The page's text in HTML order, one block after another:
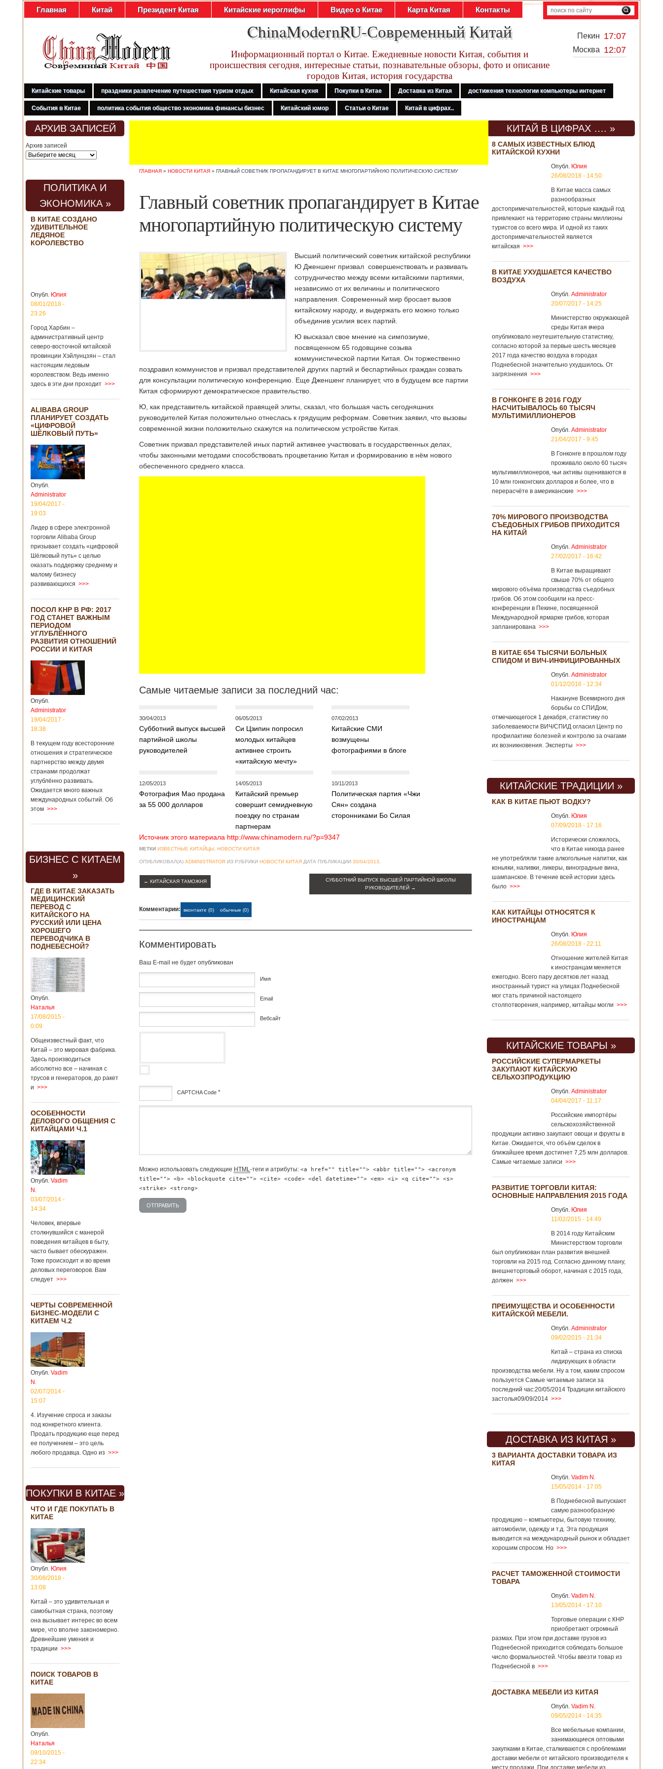
Главная Китай Президент Китая Китайские иероглифы Видео о Китае Карта Китая Контакты
ChinaModernRU-Современный Китай
Информационный портал о Китае. Ежедневные новости Китая, события и
происшествия сегодня, интересные статьи, познавательные обзоры, фото и описание
городов Китая, история государства
Пекин 17:07
Москва 12:07
Китайские товары праздники развлечение путешествия туризм отдых Китайская кухня Покупки в Китае Доставка из Китая достижения технологии компьютеры интернет
События в Китае политика события общество экономика финансы бизнес Китайский юмор Статьи о Китае Китай в цифрах..
АРХИВ ЗАПИСЕЙ
Архив записей
ПОЛИТИКА И
ЭКОНОМИКА »
В КИТАЕ СОЗДАНО
УДИВИТЕЛЬНОЕ
ЛЕДЯНОЕ
КОРОЛЕВСТВО
Опубл. Юлия
08/01/2018 -
23:26
Город Харбин –
административный центр
северо-восточной китайской
провинции Хэйлунцзян – стал
настоящим ледовым
королевством. Ведь именно
здесь в эти дни проходит >>>
ALIBABA GROUP
ПЛАНИРУЕТ СОЗДАТЬ
«ЦИФРОВОЙ
ШЁЛКОВЫЙ ПУТЬ»
Опубл.
Administrator
19/04/2017 -
19:03
Лидер в сфере электронной
торговли Alibaba Group
призывает создать «цифровой
Шёлковый путь» с целью
оказать поддержку среднему и
малому бизнесу
развивающихся >>>
ПОСОЛ КНР В РФ: 2017
ГОД СТАНЕТ ВАЖНЫМ
ПЕРИОДОМ
УГЛУБЛЁННОГО
РАЗВИТИЯ ОТНОШЕНИЙ
РОССИИ И КИТАЯ
Опубл.
Administrator
19/04/2017 -
18:38
В текущем году всесторонние
отношения и стратегическое
партнерство между двумя
странами продолжат
углублённо развивать.
Ожидается много важных
международных событий. Об
этом >>>
БИЗНЕС С КИТАЕМ
»
ГДЕ В КИТАЕ ЗАКАЗАТЬ
МЕДИЦИНСКИЙ
ПЕРЕВОД С
КИТАЙСКОГО НА
РУССКИЙ ИЛИ ЦЕНА
ХОРОШЕГО
ПЕРЕВОДЧИКА В
ПОДНЕБЕСНОЙ?
Опубл.
Наталья
17/08/2015 -
0:09
Общеизвестный факт, что
Китай – это мировая фабрика.
Здесь производиться
абсолютно все – начиная с
трусов и генераторов, до ракет
и >>>
ОСОБЕННОСТИ
ДЕЛОВОГО ОБЩЕНИЯ С
КИТАЙЦАМИ Ч.1
Опубл. Vadim
N.
03/07/2014 -
14:34
Человек, впервые
столкнувшийся с манерой
поведения китайцев в быту,
часто бывает обескуражен.
Тоже происходит и во время
деловых переговоров. Вам
следует >>>
ЧЕРТЫ СОВРЕМЕННОЙ
БИЗНЕС-МОДЕЛИ С
КИТАЕМ Ч.2
Опубл. Vadim
N.
02/07/2014 -
15:07
4. Изучение спроса и заказы
под конкретного клиента.
Продать продукцию еще перед
ее получением – это цель
любого продавца. Одно из >>>
ПОКУПКИ В КИТАЕ »
ЧТО И ГДЕ ПОКУПАТЬ В
КИТАЕ
Опубл. Юлия
30/08/2018 -
13:08
Китай – это удивительная и
самобытная страна, поэтому
она вызывает интерес во всем
мире, что вполне закономерно.
Древнейшие умения и
традиции >>>
ПОИСК ТОВАРОВ В
КИТАЕ
Опубл.
Наталья
09/10/2015 -
22:34
ГЛАВНАЯ » НОВОСТИ КИТАЯ » ГЛАВНЫЙ СОВЕТНИК ПРОПАГАНДИРУЕТ В КИТАЕ МНОГОПАРТИЙНУЮ ПОЛИТИЧЕСКУЮ СИСТЕМУ
Главный советник пропагандирует в Китае
многопартийную политическую систему
Высший политический советник китайской республики
Ю Дженшенг призвал совершенствовать и развивать
сотрудничество между всеми китайскими партиями,
независимо от их величины и политического
направления. Современный мир бросает вызов
китайскому народу, и выдержать его можно только
объединив усилия всех партий.
Ю высказал свое мнение на симпозиуме,
посвященном 65 годовщине созыва
коммунистической партии Китая. Он торжественно
поздравил коммунистов и призвал представителей других партий и беспартийных граждан созвать
для консультации политическую конференцию. Еще Дженшенг планирует, что в будущем все партии
Китая сформируют демократическое правительство.
Ю, как представитель китайской правящей элиты, сказал, что большая часть сегодняшних
руководителей Китая положительно отнеслась к грядущим реформам. Советник заявил, что вызовы
современной жизни положительно скажутся на политическом устройстве Китая.
Советник призвал представителей иных партий активнее участвовать в государственных делах,
чтобы законными методами способствовать процветанию Китая и формированию в нём нового
обеспеченного среднего класса.
Самые читаемые записи за последний час:
30/04/2013
Субботний выпуск высшей
партийной школы
руководителей
06/05/2013
Си Цзипин попросил
молодых китайцев
активнее строить
«китайскую мечту»
07/02/2013
Китайские СМИ
возмущены
фотографиями в блоге
12/05/2013
Фотография Мао продана
за 55 000 долларов
14/05/2013
Китайский премьер
совершит семидневную
поездку по странам
партнерам
10/11/2013
Политическая партия «Чжи
Сян» создана
сторонниками Бо Силая
Источник этого материала http://www.chinamodern.ru/?p=9347
МЕТКИ ИЗВЕСТНЫЕ КИТАЙЦЫ НОВОСТИ КИТАЯ
ОПУБЛИКОВАЛ(А) ADMINISTRATOR ИЗ РУБРИКИ НОВОСТИ КИТАЯ ДАТА ПУБЛИКАЦИИ 30/04/2013
← КИТАЙСКАЯ ТАМОЖНЯ
СУББОТНИЙ ВЫПУСК ВЫСШЕЙ ПАРТИЙНОЙ ШКОЛЫ
РУКОВОДИТЕЛЕЙ →
Комментарии: вконтакте (0) обычные (0)
Комментировать
Baш E-mail не будет опубликован
Имя
Email
Вебсайт
CAPTCHA Code *
Можно использовать следующие HTML-теги и атрибуты: <a href="" title=""> <abbr title=""> <acronym
title=""> <b> <blockquote cite=""> <cite> <code> <del datetime=""> <em> <i> <q cite=""> <s>
<strike> <strong>
КИТАЙ В ЦИФРАХ …. »
8 САМЫХ ИЗВЕСТНЫХ БЛЮД
КИТАЙСКОЙ КУХНИ
Опубл. Юлия
26/08/2018 - 14:50
В Китае масса самых
разнообразных
достопримечательностей, которые каждый год
привлекают на территорию страны миллионы
туристов со всего мира. И одной из таких
достопримечательностей является
китайская >>>
В КИТАЕ УХУДШАЕТСЯ КАЧЕСТВО
ВОЗДУХА
Опубл. Administrator
20/07/2017 - 14:25
Министерство окружающей
среды Китая вчера
опубликовало неутешительную статистику,
согласно которой за первые шесть месяцев
2017 года качество воздуха в городах
Поднебесной значительно ухудшилось. От
загрязнения >>>
В ГОНКОНГЕ В 2016 ГОДУ
НАСЧИТЫВАЛОСЬ 60 ТЫСЯЧ
МУЛЬТИМИЛЛИОНЕРОВ
Опубл. Administrator
21/04/2017 - 9:45
В Гонконге в прошлом году
проживало около 60 тысяч
мультимиллионеров, чьи активы оцениваются в
10 млн гонконгских долларов и более, что в
перерасчёте в американские >>>
70% МИРОВОГО ПРОИЗВОДСТВА
СЪЕДОБНЫХ ГРИБОВ ПРИХОДИТСЯ
НА КИТАЙ
Опубл. Administrator
27/02/2017 - 16:42
В Китае выращивают
свыше 70% от общего
мирового объёма производства съедобных
грибов. Об этом сообщили на пресс-
конференции в Пекине, посвященной
Международной ярмарке грибов, которая
запланирована >>>
В КИТАЕ 654 ТЫСЯЧИ БОЛЬНЫХ
СПИДОМ И ВИЧ-ИНФИЦИРОВАННЫХ
Опубл. Administrator
01/12/2016 - 12:34
Накануне Всемирного дня
борьбы со СПИДом,
отмечающегося 1 декабря, статистику по
заболеваемости ВИЧ/СПИД огласил Центр по
профилактике болезней и контролю за очагами
их возникновения. Эксперты >>>
КИТАЙСКИЕ ТРАДИЦИИ »
КАК В КИТАЕ ПЬЮТ ВОДКУ?
Опубл. Юлия
07/09/2018 - 17:16
Исторически сложилось,
что в Китае никогда ранее
не употребляли такие алкогольные напитки, как
коньяки, наливки, ликеры, виноградные вина,
шампанское. В течение всей истории здесь
было >>>
КАК КИТАЙЦЫ ОТНОСЯТСЯ К
ИНОСТРАНЦАМ
Опубл. Юлия
26/08/2018 - 22:11
Отношение жителей Китая
к иностранцам меняется
ежегодно. Всего пару десятков лет назад
иностранный турист на улицах Поднебесной
мог стать причиной настоящего
столпотворения, например, китайцы могли >>>
КИТАЙСКИЕ ТОВАРЫ »
РОССИЙСКИЕ СУПЕРМАРКЕТЫ
ЗАКУПАЮТ КИТАЙСКУЮ
СЕЛЬХОЗПРОДУКЦИЮ
Опубл. Administrator
04/04/2017 - 11:17
Российские импортёры
сельскохозяйственной
продукции активно закупают овощи и фрукты в
Китае. Ожидается, что объём сделок в
ближайшее время достигнет 7,25 млн долларов.
Самые читаемые записи >>>
РАЗВИТИЕ ТОРГОВЛИ КИТАЯ:
ОСНОВНЫЕ НАПРАВЛЕНИЯ 2015 ГОДА
Опубл. Юлия
11/02/2015 - 14:49
В 2014 году Китайским
Министерством торговли
был опубликован план развития внешней
торговли на 2015 год. Согласно данному плану,
внешнеторговый оборот, начиная с 2015 года,
должен >>>
ПРЕИМУЩЕСТВА И ОСОБЕННОСТИ
КИТАЙСКОЙ МЕБЕЛИ.
Опубл. Administrator
09/02/2015 - 21:34
Китай – страна из списка
лидирующих в области
производства мебели. Ну а том, каким спросом
пользуется Самые читаемые записи за
последний час:20/05/2014 Традиции китайского
застолья09/09/2014 >>>
ДОСТАВКА ИЗ КИТАЯ »
3 ВАРИАНТА ДОСТАВКИ ТОВАРА ИЗ
КИТАЯ
Опубл. Vadim N.
15/05/2014 - 17:05
В Поднебесной выпускают
самую разнообразную
продукцию – компьютеры, бытовую технику,
автомобили, одежду и т.д. Эта продукция
выводится на международный рынок и обладает
хорошим спросом. Но >>>
РАСЧЕТ ТАМОЖЕННОЙ СТОИМОСТИ
ТОВАРА
Опубл. Vadim N.
13/05/2014 - 17:10
Торговые операции с КНР
приобретают огромный
размах. При этом при доставке грузов из
Поднебесной приходится соблюдать большое
число формальностей. Чтобы ввезти товар из
Поднебесной в >>>
ДОСТАВКА МЕБЕЛИ ИЗ КИТАЯ
Опубл. Vadim N.
09/05/2014 - 14:35
Все мебельные компании,
занимающиеся оптовыми
закупками в Китае, сталкиваются с проблемами
доставки мебели от китайского производителя к
месту продажи. При доставке мебели из